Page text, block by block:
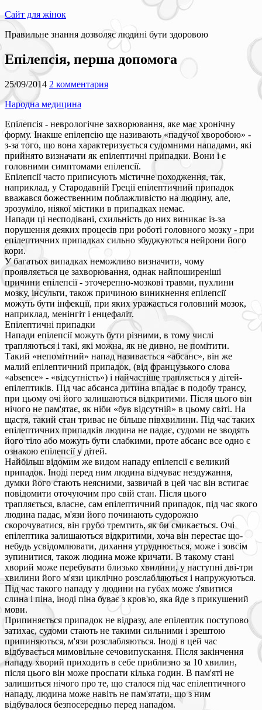
Сайт для жінок
Правильне знання дозволяє людині бути здоровою
Епілепсія, перша допомога
25/09/2014 2 комментария
Народна медицина
Епілепсія - неврологічне захворювання, яке має хронічну
форму. Інакше епілепсію ще називають «падучої хворобою» -
з-за того, що вона характеризується судомними нападами, які
прийнято визначати як епілептичні припадки. Вони і є
головними симптомами епілепсії.
Епілепсії часто приписують містичне походження, так,
наприклад, у Стародавній Греції епілептичний припадок
вважався божественним поблажливістю на людину, але,
зрозуміло, ніякої містики в припадках немає.
Напади ці несподівані, схильність до них виникає із-за
порушення деяких процесів при роботі головного мозку - при
епілептичних припадках сильно збуджуються нейрони його
кори.
У багатьох випадках неможливо визначити, чому
проявляється це захворювання, однак найпоширеніші
причини епілепсії - эточерепно-мозкові травми, пухлини
мозку, інсульти, також причиною виникнення епілепсії
можуть бути інфекції, при яких уражається головний мозок,
наприклад, менінгіт і енцефаліт.
Епілептичні припадки
Напади епілепсії можуть бути різними, в тому числі
трапляються і такі, які можна, як не дивно, не помітити.
Такий «непомітний» напад називається «абсанс», він же
малий епілептичний припадок, (від французького слова
«absence» - «відсутність») і найчастіше трапляється у дітей-
епілептиків. Під час абсанса дитина впадає в подобу трансу,
при цьому очі його залишаються відкритими. Після цього він
нічого не пам'ятає, як ніби «був відсутній» в цьому світі. На
щастя, такий стан триває не більше півхвилини. Під час таких
епілептичних припадків людина не падає, судоми не зводять
його тіло або можуть бути слабкими, проте абсанс все одно є
ознакою епілепсії у дітей.
Найбільш відомим же видом нападу епілепсії є великий
припадок. Іноді перед ним людина відчуває нездужання,
думки його стають неясними, зазвичай в цей час він встигає
повідомити оточуючим про свій стан. Після цього
трапляється, власне, сам епілептичний припадок, під час якого
людина падає, м'язи його починають судорожно
скорочуватися, він грубо тремтить, як би смикається. Очі
епілептика залишаються відкритими, хоча він перестає що-
небудь усвідомлювати, дихання утруднюється, може і зовсім
зупинитися, також людина може кричати. В такому стані
хворий може перебувати близько хвилини, у наступні дві-три
хвилини його м'язи циклічно розслабляються і напружуються.
Під час такого нападу у людини на губах може з'явитися
слина і піна, іноді піна буває з кров'ю, яка йде з прикушений
мови.
Припиняється припадок не відразу, але епілептик поступово
затихає, судоми стають не такими сильними і зрештою
припиняються, м'язи розслабляються. Іноді в цей час
відбувається мимовільне сечовипускання. Після закінчення
нападу хворий приходить в себе приблизно за 10 хвилин,
після цього він може проспати кілька годин. В пам'яті не
залишиться нічого про те, що сталося під час епілептичного
нападу, людина може навіть не пам'ятати, що з ним
відбувалося безпосередньо перед нападом.